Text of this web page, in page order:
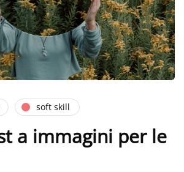
soft skill
a immagini per le